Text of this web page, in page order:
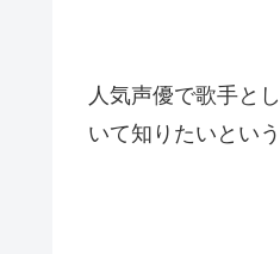
人気声優で歌手と
いて知りたいとい